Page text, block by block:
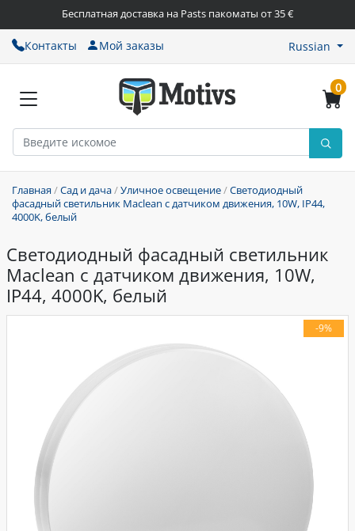
Бесплатная доставка на Pasts пакоматы от 35 €
Контакты Мой заказы Russian
0
Главная/Сад и дача/Уличное освещение/Светодиодный
фасадный светильник Maclean с датчиком движения, 10W, IP44,
4000K, белый
Светодиодный фасадный светильник
Maclean с датчиком движения, 10W,
IP44, 4000K, белый
-9%